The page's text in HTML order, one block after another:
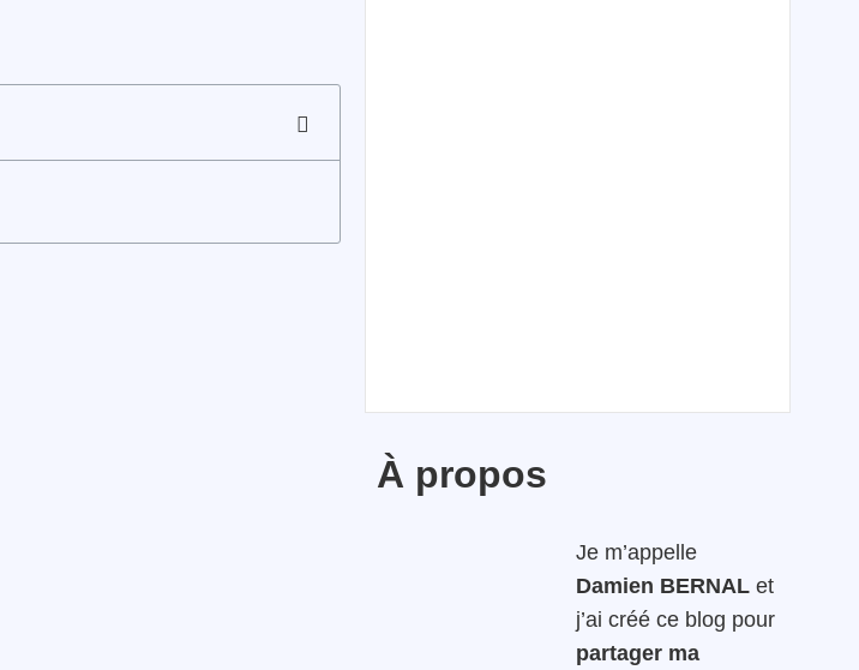
À propos
Je m’appelle
Damien BERNAL et
j’ai créé ce blog pour
partager ma